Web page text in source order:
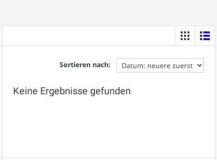
Sortieren nach:
Keine Ergebnisse gefunden